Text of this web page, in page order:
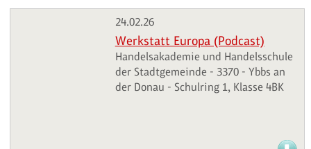
24.02.26
Werkstatt Europa (Podcast)
Handelsakademie und Handelsschule
der Stadtgemeinde - 3370 - Ybbs an
der Donau - Schulring 1, Klasse 4BK